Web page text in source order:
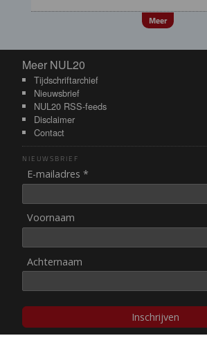
Meer
Meer NUL20
Meer NUL20
Tijdschriftarchief
Nieuwsbrief
NUL20 RSS-feeds
Disclaimer
Contact
NIEUWSBRIEF
E-mailadres *
Voornaam
Achternaam
Inschrijven